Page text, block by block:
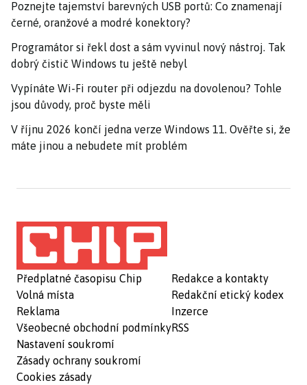
Poznejte tajemství barevných USB portů: Co znamenají
černé, oranžové a modré konektory?
Programátor si řekl dost a sám vyvinul nový nástroj. Tak
dobrý čistič Windows tu ještě nebyl
Vypínáte Wi-Fi router při odjezdu na dovolenou? Tohle
jsou důvody, proč byste měli
V říjnu 2026 končí jedna verze Windows 11. Ověřte si, že
máte jinou a nebudete mít problém
Předplatné časopisu Chip
Volná místa
Reklama
Všeobecné obchodní podmínky
Nastavení soukromí
Zásady ochrany soukromí
Cookies zásady
Redakce a kontakty
Redakční etický kodex
Inzerce
RSS